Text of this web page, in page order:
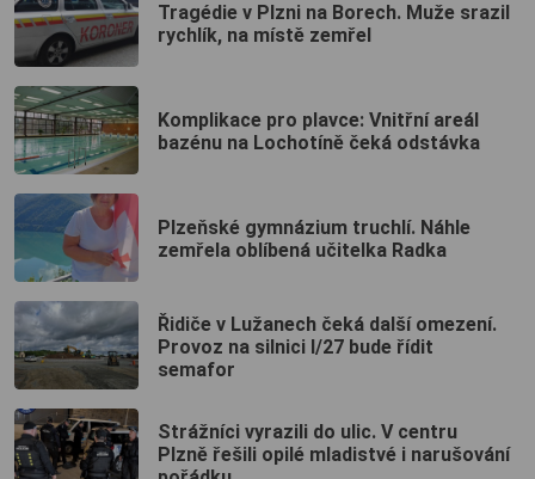
Tragédie v Plzni na Borech. Muže srazil
rychlík, na místě zemřel
Komplikace pro plavce: Vnitřní areál
bazénu na Lochotíně čeká odstávka
Plzeňské gymnázium truchlí. Náhle
zemřela oblíbená učitelka Radka
Řidiče v Lužanech čeká další omezení.
Provoz na silnici I/27 bude řídit
semafor
Strážníci vyrazili do ulic. V centru
Plzně řešili opilé mladistvé i narušování